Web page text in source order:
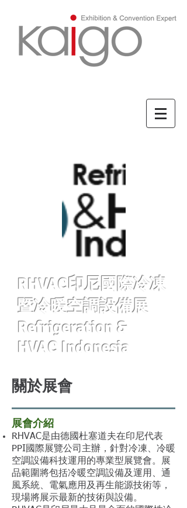
RHVAC印尼國際冷凍
暨冷暖空調設備展
Refrigeration &
HVAC Indonesia
關於展會
展會介紹
RHVAC是由德國杜塞道夫在印尼代表
PPI國際展覽公司主辦，針對冷凍、冷暖
空調設備科技運用的專業型展覽會。展
品範圍將包括冷暖空調設備及運用、通
風系統、電氣應用及再生能源技術等，
現場將展示最新的技術與設備。